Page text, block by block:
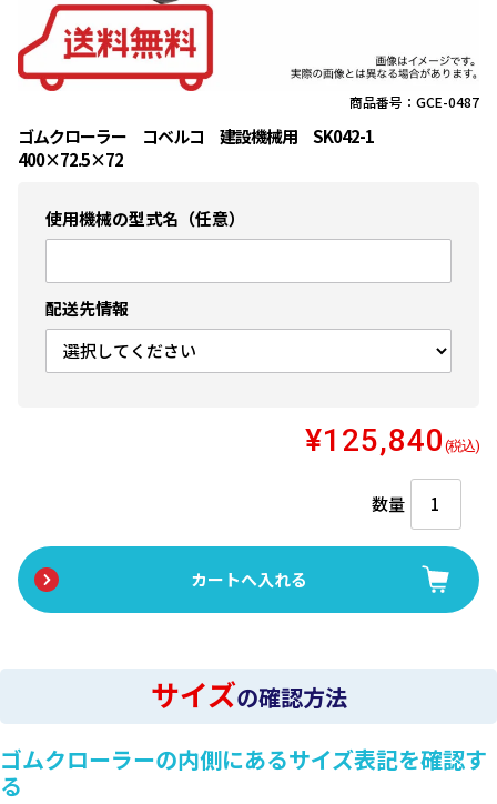
商品番号：GCE-0487
ゴムクローラー コベルコ 建設機械用 SK042-1
400×72.5×72
使用機械の型式名（任意）
配送先情報
¥125,840 (税込)
数量
サイズの確認方法
ゴムクローラーの内側にあるサイズ表記を確認す
る